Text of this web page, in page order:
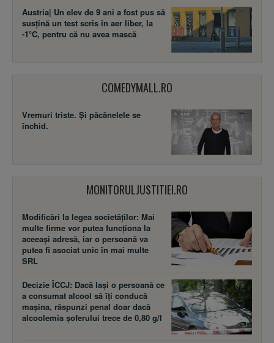
Austria| Un elev de 9 ani a fost pus să
susţină un test scris în aer liber, la
-1°C, pentru că nu avea mască
COMEDYMALL.RO
Vremuri triste. Şi păcănelele se
închid.
MONITORULJUSTITIEI.RO
Modificări la legea societăţilor: Mai
multe firme vor putea funcţiona la
aceeaşi adresă, iar o persoană va
putea fi asociat unic în mai multe
SRL
Decizie ÎCCJ: Dacă laşi o persoană ce
a consumat alcool să îţi conducă
maşina, răspunzi penal doar dacă
alcoolemia şoferului trece de 0,80 g/l